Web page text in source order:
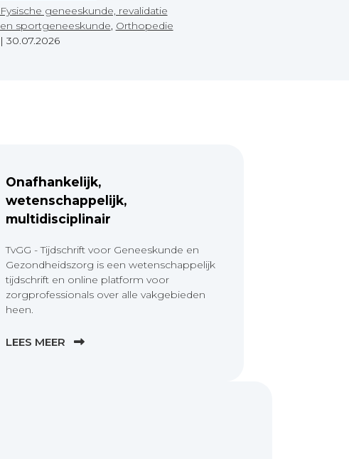
Fysische geneeskunde, revalidatie
en sportgeneeskunde Orthopedie
| 30.07.2026
Onafhankelijk,
wetenschappelijk,
multidisciplinair
TvGG - Tijdschrift voor Geneeskunde en
Gezondheidszorg is een wetenschappelijk
tijdschrift en online platform voor
zorgprofessionals over alle vakgebieden
heen.
LEES MEER